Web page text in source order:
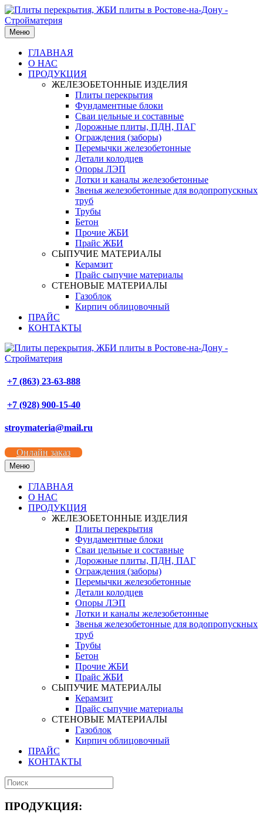
Меню
ГЛАВНАЯ
О НАС
ПРОДУКЦИЯ
ЖЕЛЕЗОБЕТОННЫЕ ИЗДЕЛИЯ
Плиты перекрытия
Фундаментные блоки
Сваи цельные и составные
Дорожные плиты, ПДН, ПАГ
Ограждения (заборы)
Перемычки железобетонные
Детали колодцев
Опоры ЛЭП
Лотки и каналы железобетонные
Звенья железобетонные для водопропускных
труб
Трубы
Бетон
Прочие ЖБИ
Прайс ЖБИ
СЫПУЧИЕ МАТЕРИАЛЫ
Керамзит
Прайс сыпучие материалы
СТЕНОВЫЕ МАТЕРИАЛЫ
Газоблок
Кирпич облицовочный
ПРАЙС
КОНТАКТЫ
+7 (863) 23-63-888
+7 (928) 900-15-40
stroymateria@mail.ru
Онлайн заказ
Меню
ГЛАВНАЯ
О НАС
ПРОДУКЦИЯ
ЖЕЛЕЗОБЕТОННЫЕ ИЗДЕЛИЯ
Плиты перекрытия
Фундаментные блоки
Сваи цельные и составные
Дорожные плиты, ПДН, ПАГ
Ограждения (заборы)
Перемычки железобетонные
Детали колодцев
Опоры ЛЭП
Лотки и каналы железобетонные
Звенья железобетонные для водопропускных
труб
Трубы
Бетон
Прочие ЖБИ
Прайс ЖБИ
СЫПУЧИЕ МАТЕРИАЛЫ
Керамзит
Прайс сыпучие материалы
СТЕНОВЫЕ МАТЕРИАЛЫ
Газоблок
Кирпич облицовочный
ПРАЙС
КОНТАКТЫ
ПРОДУКЦИЯ: